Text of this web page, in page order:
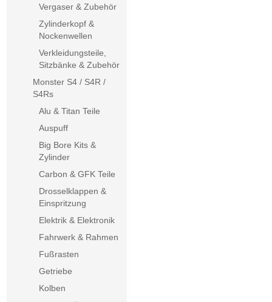
Vergaser & Zubehör
Zylinderkopf &
Nockenwellen
Verkleidungsteile,
Sitzbänke & Zubehör
Monster S4 / S4R /
S4Rs
Alu & Titan Teile
Auspuff
Big Bore Kits &
Zylinder
Carbon & GFK Teile
Drosselklappen &
Einspritzung
Elektrik & Elektronik
Fahrwerk & Rahmen
Fußrasten
Getriebe
Kolben